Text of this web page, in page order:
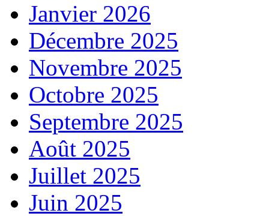
Janvier 2026
Décembre 2025
Novembre 2025
Octobre 2025
Septembre 2025
Août 2025
Juillet 2025
Juin 2025